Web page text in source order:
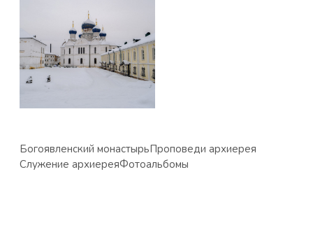
Богоявленский монастырьПроповеди архиерея
Служение архиереяФотоальбомы